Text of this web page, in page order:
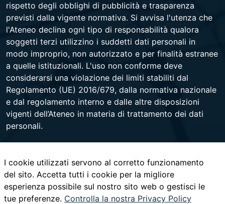
rispetto degli obblighi di pubblicità e trasparenza
previsti dalla vigente normativa. Si avvisa l'utenza che
l'Ateneo declina ogni tipo di responsabilità qualora
soggetti terzi utilizzino i suddetti dati personali in
modo improprio, non autorizzato e per finalità estranee
a quelle istituzionali. L'uso non conforme deve
considerarsi una violazione dei limiti stabiliti dal
Regolamento (UE) 2016/679, dalla normativa nazionale
e dal regolamento interno e dalle altre disposizioni
vigenti dell’Ateneo in materia di trattamento dei dati
personali.
Università degli Studi di Napoli Federico II
Corso Umberto I 40 - 80138 Napoli - Centralino +39
081 2531111 -www.contactcenter.unina.it- C.F.
00876220633 - PEC ateneo@pec.unina.it
I cookie utilizzati servono al corretto funzionamento
del sito. Accetta tutti i cookie per la migliore
esperienza possibile sul nostro sito web o gestisci le
tue preferenze. Controlla la nostra Privacy Policy